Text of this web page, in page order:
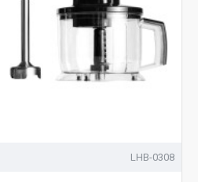
LHB-0308